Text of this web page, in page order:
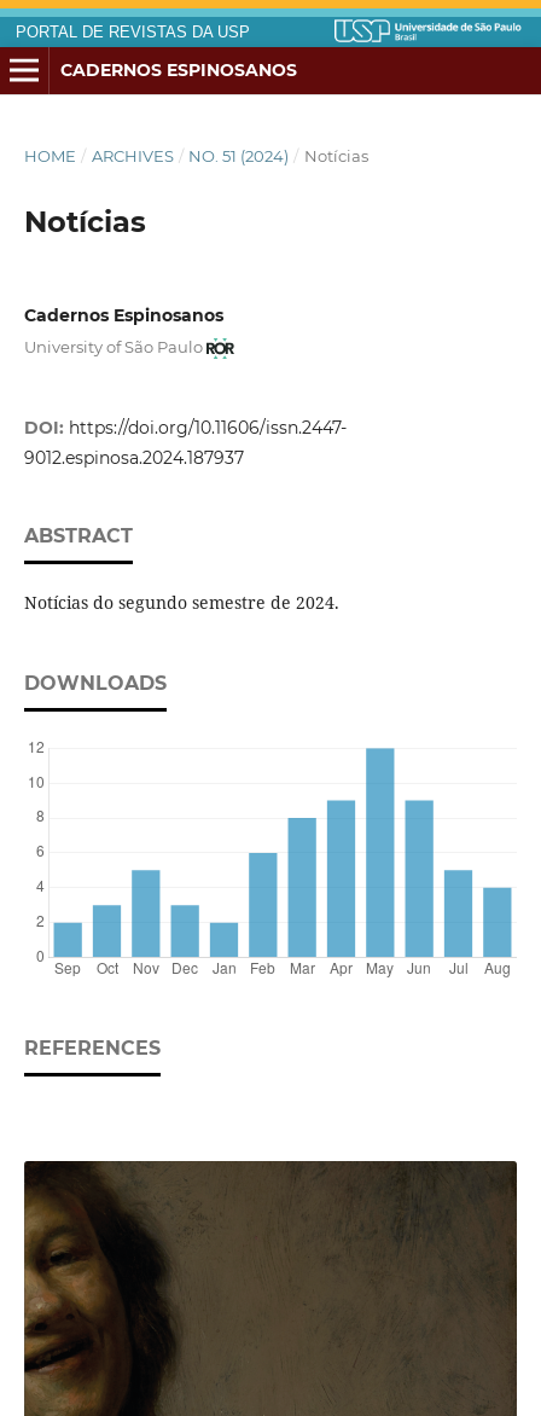
PORTAL DE REVISTAS DA USP
CADERNOS ESPINOSANOS
HOME / ARCHIVES / NO. 51 (2024) / Notícias
Notícias
Cadernos Espinosanos
University of São Paulo
DOI: https://doi.org/10.11606/issn.2447-
9012.espinosa.2024.187937
ABSTRACT
Notícias do segundo semestre de 2024.
DOWNLOADS
REFERENCES